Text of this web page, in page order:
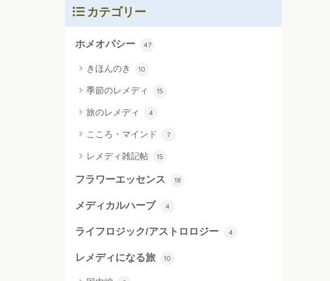
カテゴリー
ホメオパシー 47
きほんのき 10
季節のレメディ 15
旅のレメディ 4
こころ・マインド 7
レメディ雑記帖 15
フラワーエッセンス 18
メディカルハーブ 4
ライフロジック/アストロロジー 4
レメディになる旅 10